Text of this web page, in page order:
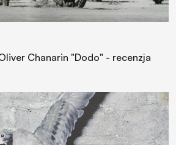
Chanarin "Dodo" - recenzja